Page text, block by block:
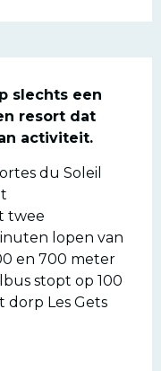
slechts een
resort dat
activiteit.
du Soleil
twee
lopen van
en 700 meter
stopt op 100
dorp Les Gets